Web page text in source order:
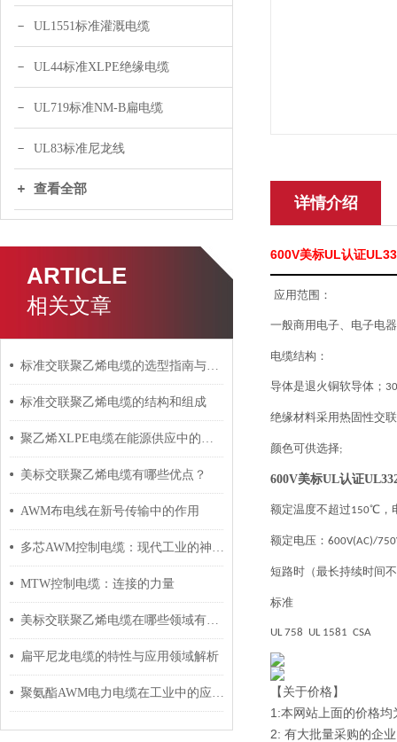
UL1551标准灌溉电缆
UL44标准XLPE绝缘电缆
UL719标准NM-B扁电缆
UL83标准尼龙线
查看全部
ARTICLE
相关文章
标准交联聚乙烯电缆的选型指南与设计要点
标准交联聚乙烯电缆的结构和组成
聚乙烯XLPE电缆在能源供应中的应用
美标交联聚乙烯电缆有哪些优点？
AWM布电线在新号传输中的作用
多芯AWM控制电缆：现代工业的神经脉络
MTW控制电缆：连接的力量
美标交联聚乙烯电缆在哪些领域有广泛应用？
扁平尼龙电缆的特性与应用领域解析
聚氨酯AWM电力电缆在工业中的应用与影响
详情介绍
600V美标UL认证
应用范围：
一般商用电子、电子电
电缆结构：
导体是退火铜软导体；
绝缘材料采用热固性交
颜色可供选择;
600V美标UL认证
额定温度不超过150℃，
额定电压： 600V(AC)/
短路时（最长持续时间
标准
UL 758 UL 1581 CSA
【关于价格】
1:本网站上面的价格
2: 有大批量采购的企